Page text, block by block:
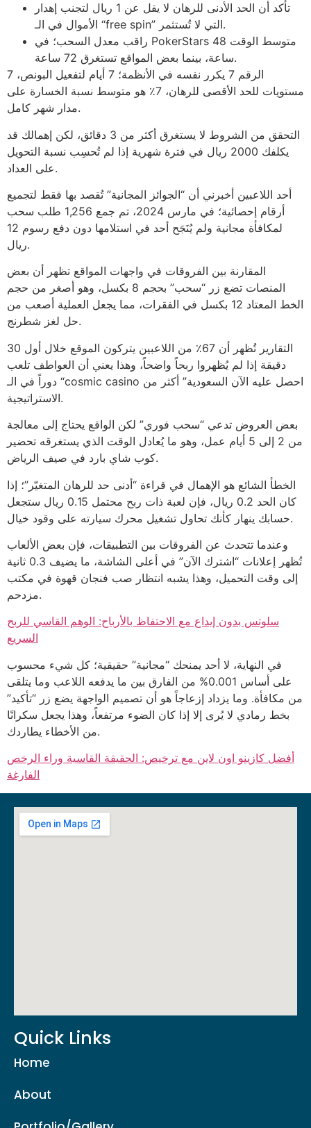
تأكد أن الحد الأدنى للرهان لا يقل عن 1 ريال لتجنب إهدار
الأموال في الـ “free spin” التي لا تُستثمر.
راقب معدل السحب؛ في PokerStars متوسط الوقت 48
ساعة، بينما بعض المواقع تستغرق 72 ساعة.
الرقم 7 يكرر نفسه في الأنظمة؛ 7 أيام لتفعيل البونص، 7
مستويات للحد الأقصى للرهان، 7٪ هو متوسط نسبة الخسارة على
مدار شهر كامل.
التحقق من الشروط لا يستغرق أكثر من 3 دقائق، لكن إهمالك قد
يكلفك 2000 ريال في فترة شهرية إذا لم تُحسِب نسبة التحويل
على العداد.
أحد اللاعبين أخبرني أن “الجوائز المجانية” تُقصد بها فقط لتجميع
أرقام إحصائية؛ في مارس 2024، تم جمع 1,256 طلب سحب
لمكافأة مجانية ولم يُنَجَح أحد في استلامها دون دفع رسوم 12
ريال.
المقارنة بين الفروقات في واجهات المواقع تظهر أن بعض
المنصات تضع زر “سحب” بحجم 8 بكسل، وهو أصغر من حجم
الخط المعتاد 12 بكسل في الفقرات، مما يجعل العملية أصعب من
حل لغز شطرنج.
التقارير تُظهر أن 67٪ من اللاعبين يتركون الموقع خلال أول 30
دقيقة إذا لم يُظهروا ربحاً واضحاً، وهذا يعني أن العواطف تلعب
دوراً في الـ “cosmic casino احصل عليه الآن السعودية” أكثر من
الاستراتيجية.
بعض العروض تدعي “سحب فوري” لكن الواقع يحتاج إلى معالجة
من 2 إلى 5 أيام عمل، وهو ما يُعادل الوقت الذي يستغرقه تحضير
كوب شاي بارد في صيف الرياض.
الخطأ الشائع هو الإهمال في قراءة “أدنى حد للرهان المتغيّر”؛ إذا
كان الحد 0.2 ريال، فإن لعبة ذات ربح محتمل 0.15 ريال ستجعل
حسابك ينهار كأنك تحاول تشغيل محرك سيارته على وقود خيال.
وعندما تتحدث عن الفروقات بين التطبيقات، فإن بعض الألعاب
تُظهر إعلانات “اشترك الآن” في أعلى الشاشة، ما يضيف 0.3 ثانية
إلى وقت التحميل، وهذا يشبه انتظار صب فنجان قهوة في مكتب
مزدحم.
سلوتس بدون إيداع مع الاحتفاظ بالأرباح: الوهم القاسي للربح
السريع
في النهاية، لا أحد يمنحك “مجانية” حقيقية؛ كل شيء محسوب
على أساس 0.001% من الفارق بين ما يدفعه اللاعب وما يتلقى
من مكافأة. وما يزداد إزعاجاً هو أن تصميم الواجهة يضع زر “تأكيد”
بخط رمادي لا يُرى إلا إذا كان الضوء مرتفعاً، وهذا يجعل سكرانًا
من الأخطاء يطاردك.
أفضل كازينو اون لاين مع ترخيص: الحقيقة القاسية وراء الرخص
الفارغة
Quick Links
Home
About